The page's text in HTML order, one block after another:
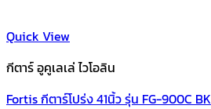
Quick View
กีตาร์ อูคูเลเล่ ไวโอลิน
Fortis กีตาร์โปร่ง 41นิ้ว รุ่น FG-900C BK